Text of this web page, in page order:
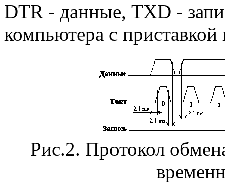
DTR - данные, TXD -
компьютера с приставкой
Рис.2. Протокол